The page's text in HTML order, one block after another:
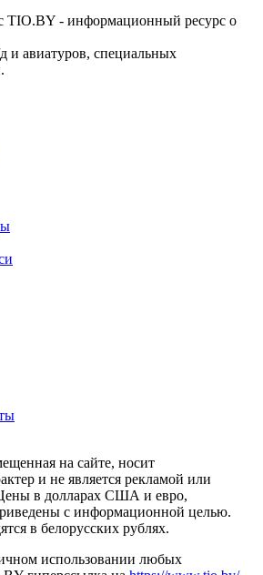
TIO.BY - информационный ресурс о
и авиатуров, специальных
на сайте, носит
и не является рекламой или
в долларах США и евро,
с информационной целью.
в белорусских рублях.
использовании любых